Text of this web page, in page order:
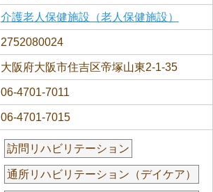
介護老人保健施設（老人保健施設）
2752080024
大阪府大阪市住吉区帝塚山東2-1-35
06-4701-7011
06-4701-7015
訪問リハビリテーション
通所リハビリテーション（デイケア）